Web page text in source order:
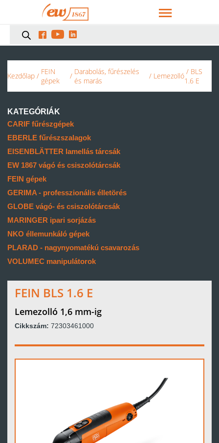
  
Kezdőlap / FEIN
gépek
/ Darabolás, fűrészelés
és marás
/ Lemezolló / BLS
1.6 E
KATEGÓRIÁK
CARIF fűrészgépek
EBERLE fűrészszalagok
EISENBLÄTTER lamellás tárcsák
EW 1867 vágó és csiszolótárcsák
FEIN gépek
GERIMA - professzionális élletörés
GLOBE vágó- és csiszolótárcsák
MARINGER ipari sorjázás
NKO éllemunkáló gépek
PLARAD - nagynyomatékú csavarozás
VOLUMEC manipulátorok
FEIN BLS 1.6 E
Lemezolló 1,6 mm-ig
Cikkszám: 72303461000